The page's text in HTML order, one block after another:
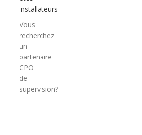
installateurs
Vous
recherchez
un
partenaire
CPO
de
supervision?